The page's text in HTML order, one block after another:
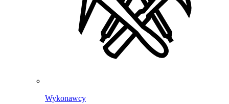
Wykonawcy